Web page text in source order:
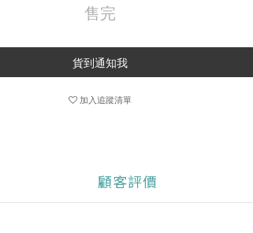
售完
貨到通知我
加入追蹤清單
顧客評價